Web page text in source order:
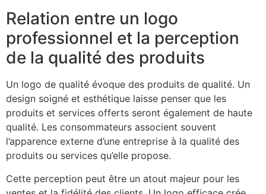
Relation entre un logo
professionnel et la perception
de la qualité des produits
Un logo de qualité évoque des produits de qualité. Un
design soigné et esthétique laisse penser que les
produits et services offerts seront également de haute
qualité. Les consommateurs associent souvent
l’apparence externe d’une entreprise à la qualité des
produits ou services qu’elle propose.
Cette perception peut être un atout majeur pour les